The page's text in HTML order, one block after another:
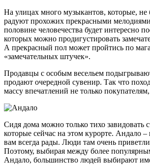
На улицах много музыкантов, которые, не
радуют прохожих прекрасными
половине человечества будет интересно
которых можно продигустировать
А прекрасный пол может пройтись по
«замечательных штучек».
Продавцы с особым весельем
продают очередной сувенир. Так что
массу впечатлений не только
Сидя дома можно только тихо завидовать
которые сейчас на этом курорте. Андало –
вам всегда рады. Люди там очень
Поэтому, выбирая между более
Андало, большинство людей выбирают